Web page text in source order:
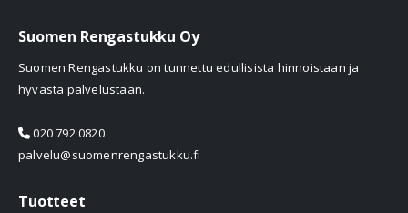
Suomen Rengastukku Oy
Suomen Rengastukku on tunnettu edullisista hinnoistaan ja
hyvästä palvelustaan.
020 792 0820
palvelu@suomenrengastukku.fi
Tuotteet